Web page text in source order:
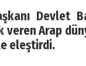
Devlet
veren Arap
eleştirdi.